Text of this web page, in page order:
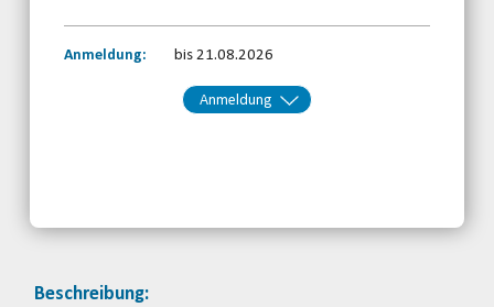
Anmeldung: bis 21.08.2026
Anmeldung
Email
Beschreibung: